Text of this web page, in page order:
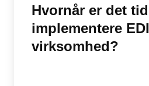
Hvornår er det
implementere
virksomhed?